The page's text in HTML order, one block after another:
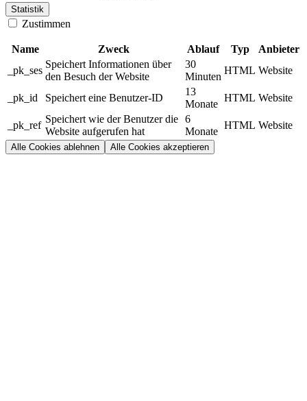
Statistik
Zustimmen
Name Zweck Ablauf Typ
Anbieter
_pk_ses
Speichert Informationen über
den Besuch der Website
30
Minuten
HTML Website
_pk_id Speichert eine Benutzer-ID
13
Monate
HTML Website
_pk_ref
Speichert wie der Benutzer die
Website aufgerufen hat
6
Monate
HTML Website
Alle Cookies ablehnen Alle Cookies akzeptieren